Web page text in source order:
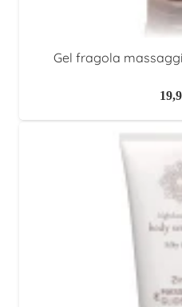
Gel fragola